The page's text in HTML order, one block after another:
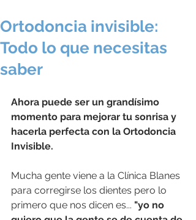
Ortodoncia invisible:
Todo lo que necesitas
saber
Ahora puede ser un grandísimo
momento para mejorar tu sonrisa y
hacerla perfecta con la Ortodoncia
Invisible.
Mucha gente viene a la Clínica Blanes
para corregirse los dientes pero lo
primero que nos dicen es... "yo no